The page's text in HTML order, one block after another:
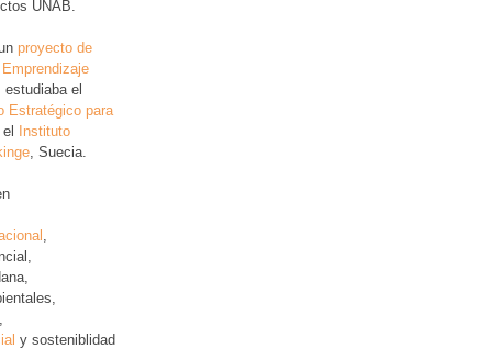
UNAB.
proyecto de
estudiaba el
Estratégico para
el Instituto
, Suecia.
y sosteniblidad